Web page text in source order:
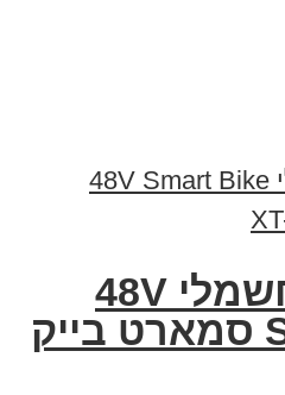
קורנקינט חשמלי 48V
Smart Bike סמארט בייק